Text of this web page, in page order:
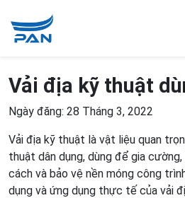
Vải địa kỹ thuật
Ngày đăng: 28 Tháng 3, 2022
Vải địa kỹ thuật là vật liệu quan
thuật dân dụng, dùng để gia
cách và bảo vệ nền móng công
dụng và ứng dụng thực tế của vải